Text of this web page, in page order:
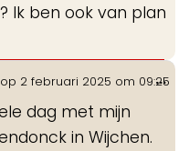
Ik ben ook van plan
2 februari 2025 om 09:25
dag met mijn
in Wijchen.
...